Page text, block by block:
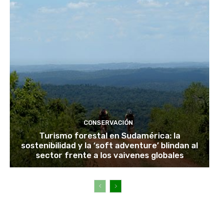
CONSERVACIÓN
Turismo forestal en Sudamérica: la
sostenibilidad y la ‘soft adventure’ blindan al
sector frente a los vaivenes globales